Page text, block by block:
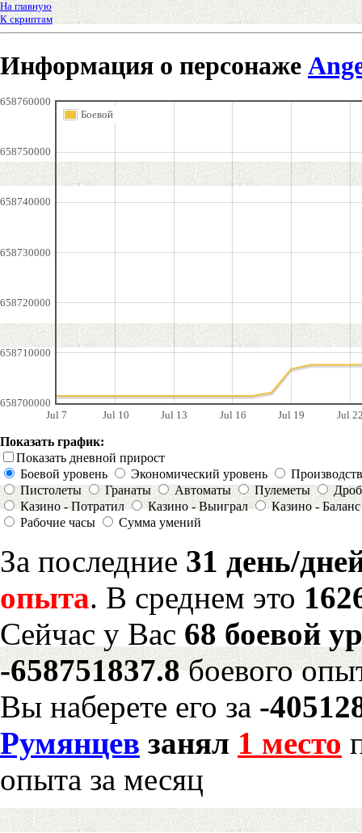
На главную
К скриптам
Информация о персонаже
Jul 7 Jul 10 Jul 13 Jul 16 Jul 19 Jul
658700000
658710000
658720000
658730000
658740000
658750000
658760000
Боевой
Показать график:
Показать дневной прирост
Боевой уровень
Экономический уровень
Пистолеты
Гранаты Автоматы Пулеметы
Казино - Потратил
Казино - Выиграл
Казино - Баланс
Рабочие часы
Сумма умений
За последние 31 день/
опыта. В среднем это
Сейчас у Вас 68 боевой
-658751837.8боевого
Вы наберете его за -
Румянцев занял 1 место
опыта за месяц